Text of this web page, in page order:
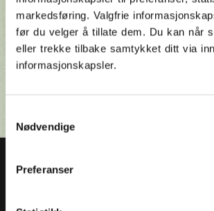
markedsføring. Valgfrie
før du velger å tillate dem. Du kan når
eller trekke tilbake samtykket ditt via
informasjonskapsler.
Nødvendige
Preferanser